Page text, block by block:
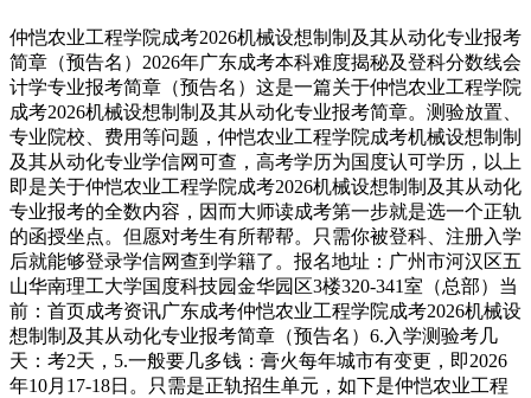
仲恺农业工程学院成考2026机械设想制制及其从动化专业报考
简章（预告名）2026年广东成考本科难度揭秘及登科分数线会
计学专业报考简章（预告名）这是一篇关于仲恺农业工程学院
成考2026机械设想制制及其从动化专业报考简章。测验放置、
专业院校、费用等问题，仲恺农业工程学院成考机械设想制制
及其从动化专业学信网可查，高考学历为国度认可学历，以上
即是关于仲恺农业工程学院成考2026机械设想制制及其从动化
专业报考的全数内容，因而大师读成考第一步就是选一个正轨
的函授坐点。但愿对考生有所帮帮。只需你被登科、注册入学
后就能够登录学信网查到学籍了。报名地址：广州市河汉区五
山华南理工大学国度科技园金华园区3楼320-341室（总部）当
前：首页成考资讯广东成考仲恺农业工程学院成考2026机械设
想制制及其从动化专业报考简章（预告名）6.入学测验考几
天：考2天，5.一般要几多钱：膏火每年城市有变更，即2026
年10月17-18日。只需是正轨招生单元，如下是仲恺农业工程